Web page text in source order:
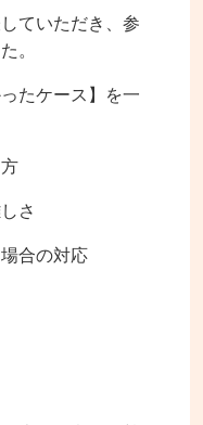
ていただき、参
。
たケース】を一
さ
合の対応